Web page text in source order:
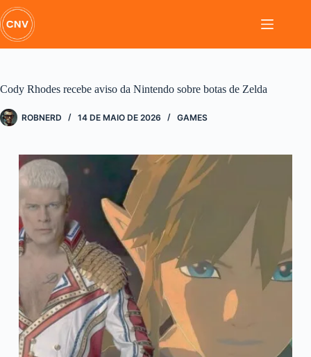
Pular
para
o
conteúdo
Cody Rhodes recebe aviso da Nintendo sobre botas de Zelda
ROBNERD 14 DE MAIO DE 2026 GAMES